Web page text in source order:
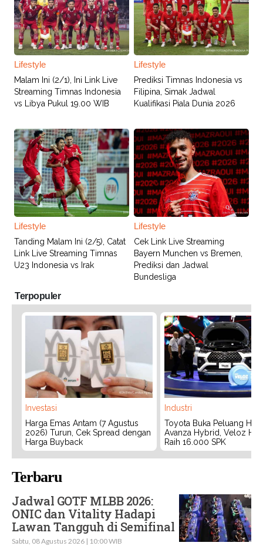
Lifestyle
Malam Ini (2/1), Ini Link Live
Streaming Timnas Indonesia
vs Libya Pukul 19.00 WIB
Lifestyle
Prediksi Timnas Indonesia vs
Filipina, Simak Jadwal
Kualifikasi Piala Dunia 2026
Lifestyle
Tanding Malam Ini (2/5), Catat
Link Live Streaming Timnas
U23 Indonesia vs Irak
Lifestyle
Cek Link Live Streaming
Bayern Munchen vs Bremen,
Prediksi dan Jadwal
Bundesliga
Terpopuler
Investasi
Harga Emas Antam (7 Agustus
2026) Turun, Cek Spread dengan
Harga Buyback
Industri
Toyota Buka Peluang
Avanza Hybrid, Veloz
Raih 16.000 SPK
Terbaru
Jadwal GOTF MLBB 2026:
ONIC dan Vitality Hadapi
Lawan Tangguh di Semifinal
Sabtu, 08 Agustus 2026 | 10:00 WIB